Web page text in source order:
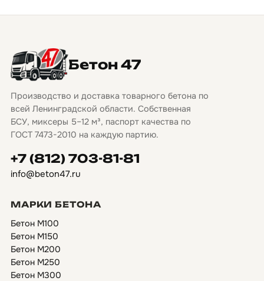
Бетон 47
Производство и доставка товарного бетона по
всей Ленинградской области. Собственная
БСУ, миксеры 5–12 м³, паспорт качества по
ГОСТ 7473-2010 на каждую партию.
+7 (812) 703-81-81
info@beton47.ru
МАРКИ БЕТОНА
Бетон М100
Бетон М150
Бетон М200
Бетон М250
Бетон М300